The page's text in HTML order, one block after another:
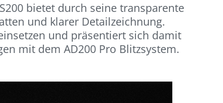
bietet durch seine transparente
und klarer Detailzeichnung.
und präsentiert sich damit
mit dem AD200 Pro Blitzsystem.